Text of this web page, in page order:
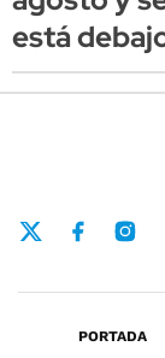
está
PORTADA